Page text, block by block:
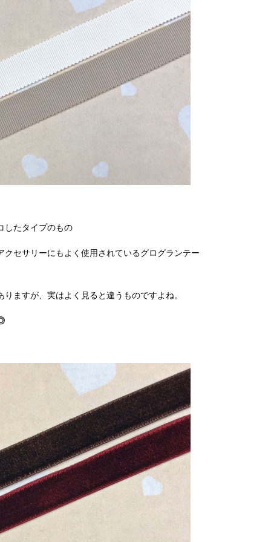
したタイプのもの
セサリーにもよく使用されているグログランテー
ますが、実はよく見ると違うものですよね。